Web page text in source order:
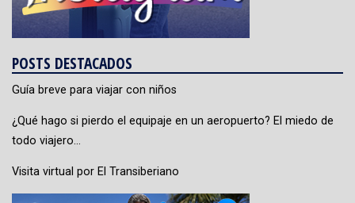
POSTS DESTACADOS
Guía breve para viajar con niños
¿Qué hago si pierdo el equipaje en un aeropuerto? El miedo de
todo viajero…
Visita virtual por El Transiberiano